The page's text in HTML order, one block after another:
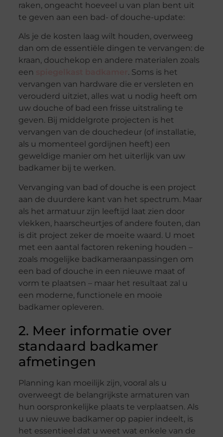
raken, ongeacht hoeveel u van plan bent uit
te geven aan een bad- of douche-update:
Als je de kosten laag wilt houden, overweeg
dan om de essentiële dingen te vervangen: de
kraan, douchekop en andere materialen zoals
een
. Soms is het
vervangen van hardware die er versleten en
verouderd uitziet, alles wat u nodig heeft om
uw douche of bad een frisse uitstraling te
geven. Bij middelgrote projecten is het
vervangen van de douchedeur (of installatie,
als u momenteel gordijnen heeft) een
geweldige manier om het uiterlijk van uw
badkamer bij te werken.
Vervanging van bad of douche is een project
aan de duurdere kant van het spectrum. Maar
als het armatuur zijn leeftijd laat zien door
vlekken, haarscheurtjes of andere fouten, dan
is dit project zeker de moeite waard. U moet
met een aantal factoren rekening houden –
zoals mogelijke badkameraanpassingen om
een ​​bad of douche in een nieuwe maat of
vorm te plaatsen – maar het resultaat zal u
een moderne, functionele en mooie
badkamer opleveren.
2. Meer informatie over
standaard badkamer
afmetingen
Planning kan moeilijk zijn, vooral als u
overweegt de belangrijkste armaturen van
hun oorspronkelijke plaats te verplaatsen. Als
u uw nieuwe badkamer op papier indeelt, is
het essentieel dat u weet wat enkele van de